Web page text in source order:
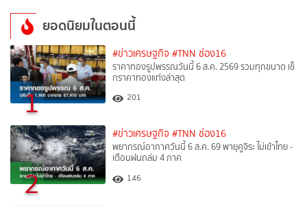
ยอดนิยมในตอนนี้
1
#ข่าวเศรษฐกิจ #TNN ช่อง16
ราคาทองรูปพรรณวันนี้ 6 ส.ค. 2569 รวมทุกขนาด เช็
กราคาทองแท่งล่าสุด
201
2
#ข่าวเศรษฐกิจ #TNN ช่อง16
พยากรณ์อากาศวันนี้ 6 ส.ค. 69 พายุคูจิระ ไม่เข้าไทย -
เตือนฝนถล่ม 4 ภาค
146